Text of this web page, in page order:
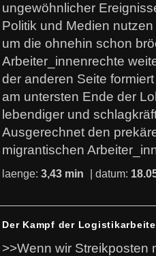
ungewöhnlicher
Politik und Medien
um die ohnehin schon
Arbeiter_innenrechte
der anderen Seite
am untersten Ende der
lebendiger und
Ausgerechnet den
migrantischen
laenge: 3,43 min | datum:
Der Kampf der
>>Wenn wir Streikposten